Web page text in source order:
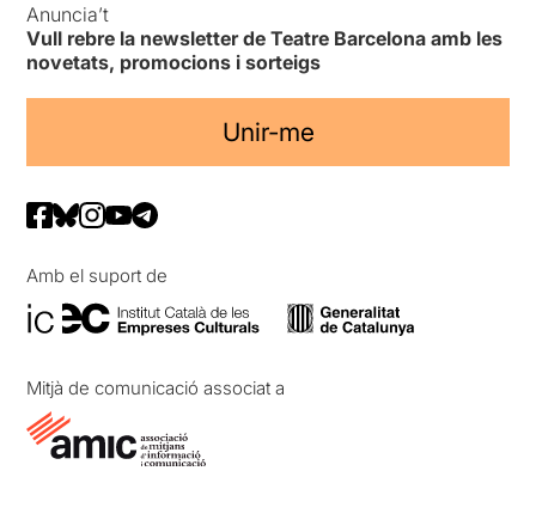
Anuncia’t
Vull rebre la newsletter de Teatre Barcelona amb les
novetats, promocions i sorteigs
Unir-me
Amb el suport de
Mitjà de comunicació associat a